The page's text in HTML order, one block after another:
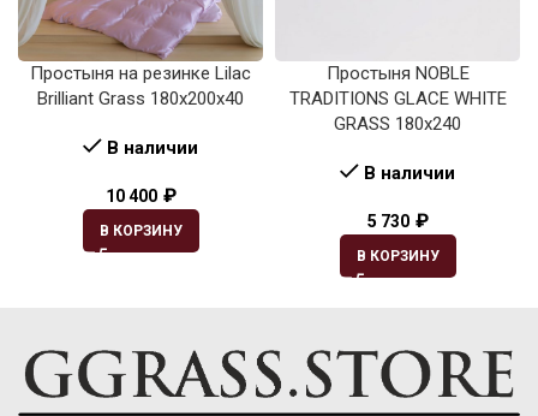
Простыня на резинке Lilac
Brilliant Grass 180х200х40
В наличии
10 400 ₽
В КОРЗИНУ
Простыня NOBLE
TRADITIONS GLACE WHITE
GRASS 180х240
В наличии
5 730 ₽
В КОРЗИНУ